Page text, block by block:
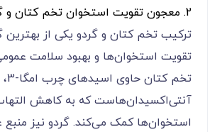
2. معجون تقویت استخوان تخم کتان و گردو
ترکیب تخم کتان و گردو یکی از بهترین
تقویت استخوان‌ها و بهبود سلامت
تخم
آنتی‌اکسیدان‌هاست که به کاهش
استخوان‌ها کمک می‌کند. گردو نیز منبع